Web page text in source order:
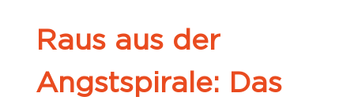
Raus aus der
Angstspirale: Das